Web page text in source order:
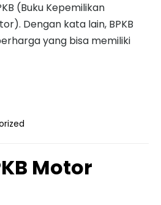
(Buku Kepemilikan
Dengan kata lain, BPKB
yang bisa memiliki
Motor